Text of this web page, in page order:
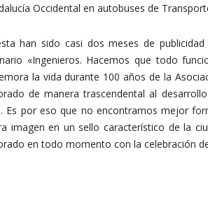
Occidental en autobuses de
han sido casi dos meses de
«Ingenieros. Hacemos que todo
la vida durante 100 años de la
de manera trascendental al
Es por eso que no encontramos mejor
imagen en un sello característico de la
en todo momento con la celebración